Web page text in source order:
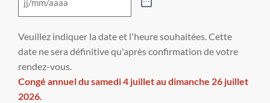
Veuillez indiquer la date et l'heure souhaitées. Cette
date ne sera définitive qu'après confirmation de votre
rendez-vous.
Congé annuel du samedi 4 juillet au dimanche 26 juillet
2026.